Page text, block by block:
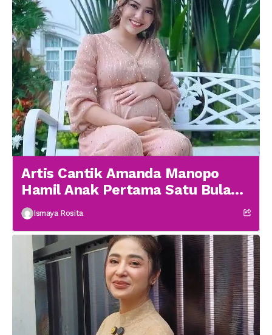
Artis Cantik Amanda Manopo
Hamil Anak Pertama Satu Bulan
menikah
Ismaya Rosita